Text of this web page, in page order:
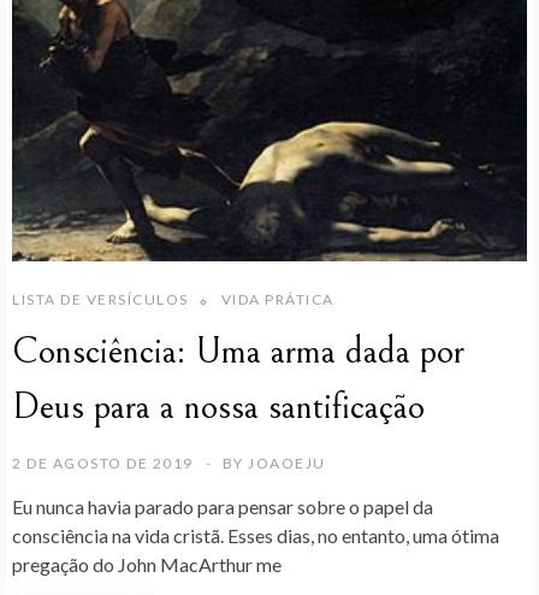
LISTA DE VERSÍCULOS VIDA PRÁTICA
Consciência: Uma arma dada por
Deus para a nossa santificação
2 DE AGOSTO DE 2019 BY JOAOEJU
Eu nunca havia parado para pensar sobre o papel da
consciência na vida cristã. Esses dias, no entanto, uma ótima
pregação do John MacArthur me